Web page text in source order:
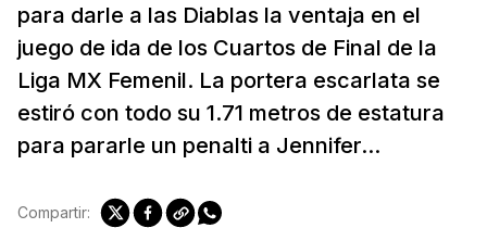
para darle a las Diablas la ventaja en el
juego de ida de los Cuartos de Final de la
Liga MX Femenil. La portera escarlata se
estiró con todo su 1.71 metros de estatura
para pararle un penalti a Jennifer...
Compartir: